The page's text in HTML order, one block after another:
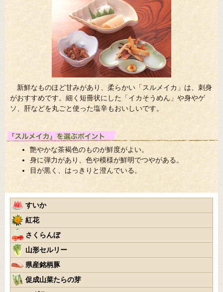
新鮮なものほど甘みがあり、柔らかい「スルメイカ」は、刺身
がおすすめです。細く短冊状にした「イカそうめん」や身やゲ
ソ、肝などを丸ごと使った塩辛もおいしいです。
艶やかな茶褐色のものが鮮度がよい。
身に弾力があり、色や模様が鮮明でつやがある。
目が黒く、はっきりと澄んでいる。
すいか
紅花
さくらんぼ
山形セルリー
県産銘柄豚
促成山菜たらの芽